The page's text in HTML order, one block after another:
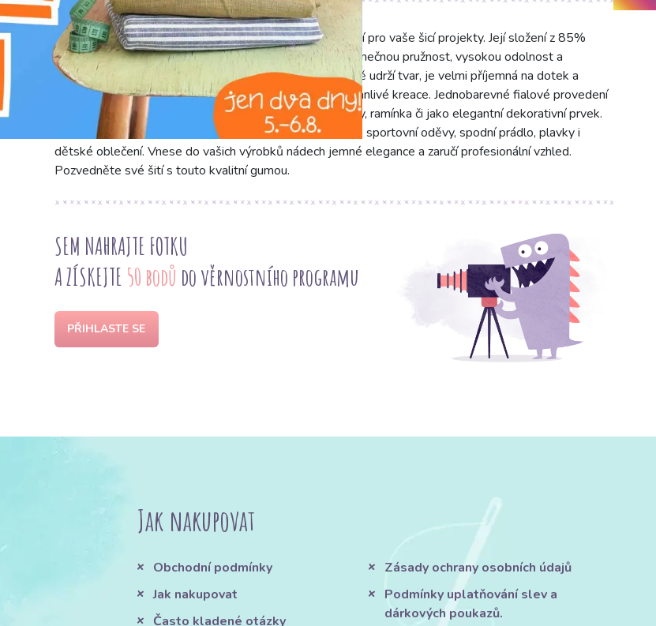
Představujeme hladkou fialovou gumu (šíře 4 cm) ideální pro vaše šicí projekty. Její složení z 85%
polyamidu, 10% polyesteru a 5% elastanu zaručuje výjimečnou pružnost, vysokou odolnost a
stálobarevnost. Tato směs zajistí, že guma si dlouhodobě udrží tvar, je velmi příjemná na dotek a
nedráždí pokožku, což ji činí perfektní pro komfortní a trvanlivé kreace. Jednobarevné fialové provedení
a šířka 4 cm ji předurčují pro pasy kalhot a sukní, manžety, ramínka či jako elegantní dekorativní prvek.
Díky hladkému povrchu a vysoké elasticitě je vhodná pro sportovní oděvy, spodní prádlo, plavky i
dětské oblečení. Vnese do vašich výrobků nádech jemné elegance a zaručí profesionální vzhled.
Pozvedněte své šití s touto kvalitní gumou.
SEM NAHRAJTE FOTKU
A ZÍSKEJTE 50 bodů do věrnostního programu
PŘIHLASTE SE
Jak nakupovat
Obchodní podmínky
Jak nakupovat
Často kladené otázky
Zásady ochrany osobních údajů
Podmínky uplatňování slev a
dárkových poukazů.